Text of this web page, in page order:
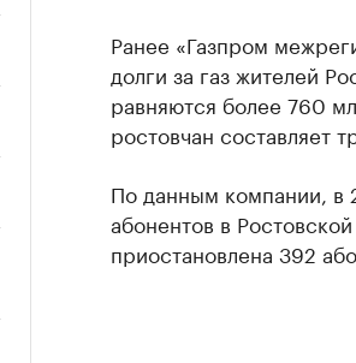
Ранее «Газпром
долги за газ жителей
равняются более 760
ростовчан составляет
По данным компании, в
абонентов в
приостановлена 392